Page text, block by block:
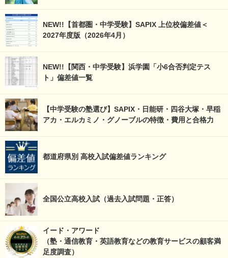
NEW!!【首都圏・中学受験】SAPIX 上位校偏差値＜
2027年度版（2026年4月）
NEW!!【関西・中学受験】浜学園「小6合否判定テス
ト」偏差値一覧
【中学受験の塾選び】SAPIX・日能研・四谷大塚・早稲
アカ・エルカミノ・グノーブルの特徴・費用と合格力
都道府県別 高校入試偏差値ランキング
全国公立高校入試（過去入試問題・正答）
イード・アワード
（塾・通信教育・英語教育などの教育サービスの顧客満
足度調査）